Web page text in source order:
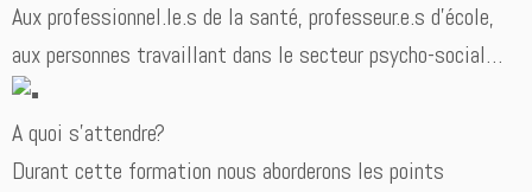
Aux professionnel.le.s de la santé, professeur.e.s d’école,
aux personnes travaillant dans le secteur psycho-social…
A quoi s’attendre?
Durant cette formation nous aborderons les points